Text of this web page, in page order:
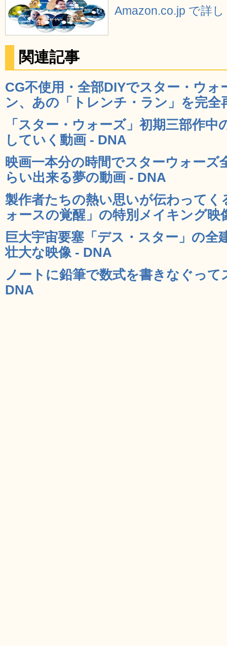
Amazon.co.jp で詳
関連記事
CG不使用・全部DIYでスター・ウ
ン、あの「トレンチ・ラン」を完全
「スター・ウォーズ」初期三部作
していく動画 - DNA
映画一本分の時間でスターウォーズ
らい出来る夢の動画 - DNA
製作者たちの熱い思いが伝わってく
ォースの覚醒」の特別メイキング映
巨大宇宙要塞「デス・スター」の全
壮大な映像 - DNA
ノートに鉛筆で数式を書きなぐっ
DNA